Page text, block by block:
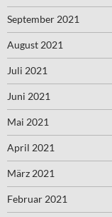
September 2021
August 2021
Juli 2021
Juni 2021
Mai 2021
April 2021
März 2021
Februar 2021